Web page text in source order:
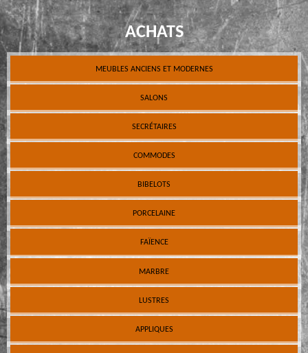
ACHATS
MEUBLES ANCIENS ET MODERNES
SALONS
SECRÉTAIRES
COMMODES
BIBELOTS
PORCELAINE
FAÏENCE
MARBRE
LUSTRES
APPLIQUES